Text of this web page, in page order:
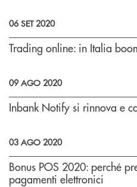
06 SET 2020
Trading online: in Italia
09 AGO 2020
Inbank Notify si rinnova e
03 AGO 2020
Bonus POS 2020: perché
pagamenti elettronici